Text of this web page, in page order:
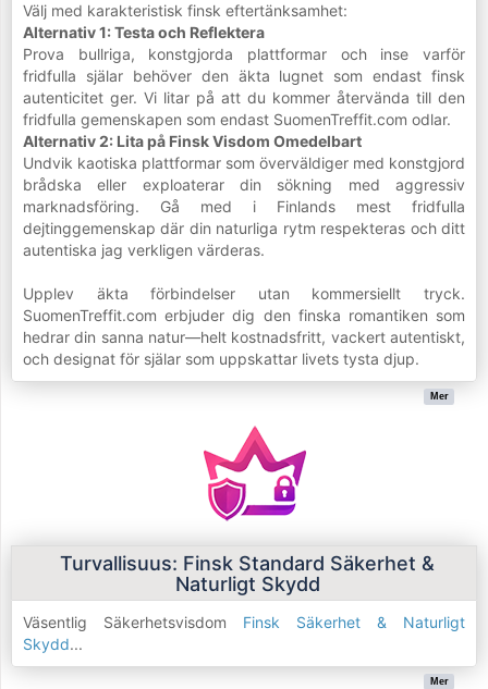
Välj med karakteristisk finsk eftertänksamhet:
Alternativ 1: Testa och Reflektera
Prova bullriga, konstgjorda plattformar och inse varför
fridfulla själar behöver den äkta lugnet som endast finsk
autenticitet ger. Vi litar på att du kommer återvända till den
fridfulla gemenskapen som endast SuomenTreffit.com odlar.
Alternativ 2: Lita på Finsk Visdom Omedelbart
Undvik kaotiska plattformar som överväldiger med konstgjord
brådska eller exploaterar din sökning med aggressiv
marknadsföring. Gå med i Finlands mest fridfulla
dejtinggemenskap där din naturliga rytm respekteras och ditt
autentiska jag verkligen värderas.
Upplev äkta förbindelser utan kommersiellt tryck.
SuomenTreffit.com erbjuder dig den finska romantiken som
hedrar din sanna natur—helt kostnadsfritt, vackert autentiskt,
och designat för själar som uppskattar livets tysta djup.
Mer
Turvallisuus: Finsk Standard Säkerhet &
Naturligt Skydd
Väsentlig Säkerhetsvisdom Finsk Säkerhet & Naturligt
Skydd...
Mer